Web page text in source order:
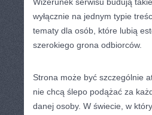
wyłącznie na jednym typie
tematy dla osób, które lubią
szerokiego grona odbiorców.
Strona może być szczególnie
nie chcą ślepo podążać za
danej osoby. W świecie, w